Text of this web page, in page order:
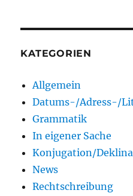
KATEGORIEN
Allgemein
Datums-/Adress-/
Grammatik
In eigener Sache
Konjugation/
News
Rechtschreibung